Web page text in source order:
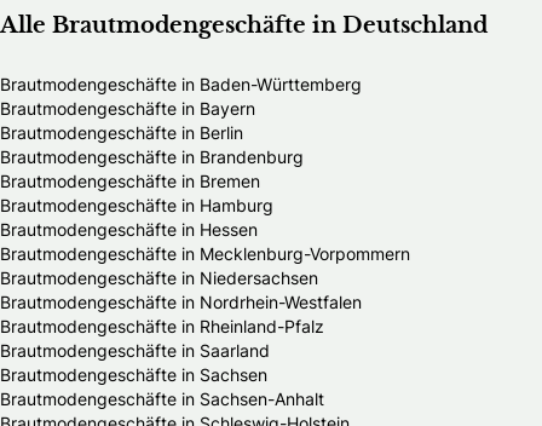
Alle Brautmodengeschäfte in Deutschland
Brautmodengeschäfte in Baden-Württemberg
Brautmodengeschäfte in Bayern
Brautmodengeschäfte in Berlin
Brautmodengeschäfte in Brandenburg
Brautmodengeschäfte in Bremen
Brautmodengeschäfte in Hamburg
Brautmodengeschäfte in Hessen
Brautmodengeschäfte in Mecklenburg-Vorpommern
Brautmodengeschäfte in Niedersachsen
Brautmodengeschäfte in Nordrhein-Westfalen
Brautmodengeschäfte in Rheinland-Pfalz
Brautmodengeschäfte in Saarland
Brautmodengeschäfte in Sachsen
Brautmodengeschäfte in Sachsen-Anhalt